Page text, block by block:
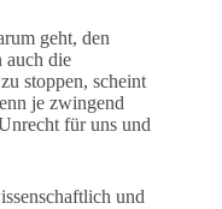
geht, den
auch die
stoppen, scheint
je zwingend
für uns und
und